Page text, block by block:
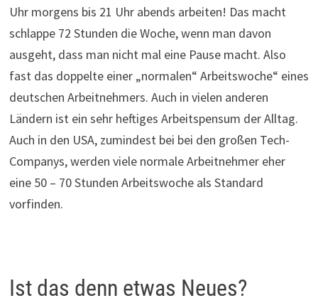
Uhr morgens bis 21 Uhr abends arbeiten! Das macht
schlappe 72 Stunden die Woche, wenn man davon
ausgeht, dass man nicht mal eine Pause macht. Also
fast das doppelte einer „normalen“ Arbeitswoche“ eines
deutschen Arbeitnehmers. Auch in vielen anderen
Ländern ist ein sehr heftiges Arbeitspensum der Alltag.
Auch in den USA, zumindest bei bei den großen Tech-
Companys, werden viele normale Arbeitnehmer eher
eine 50 – 70 Stunden Arbeitswoche als Standard
vorfinden.
Ist das denn etwas Neues?